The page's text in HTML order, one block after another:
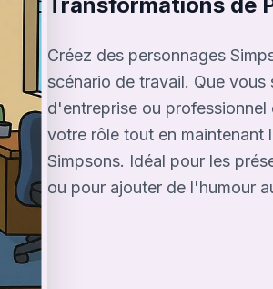
Créez des personnages
scénario de travail. Que
d'entreprise ou
votre rôle tout en maintenant
Simpsons. Idéal pour les
ou pour ajouter de l'humour